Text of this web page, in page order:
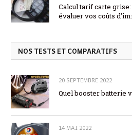
Calcul tarif carte
évaluer vos coûts
NOS TESTS ET COMPARATIFS
20 SEPTEMBRE 2022
Quel booster batterie
14 MAI 2022